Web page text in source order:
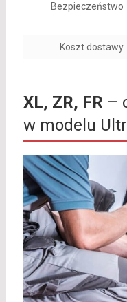
Bezpieczeństwo
Koszt dostawy
XL, ZR, FR –
w modelu